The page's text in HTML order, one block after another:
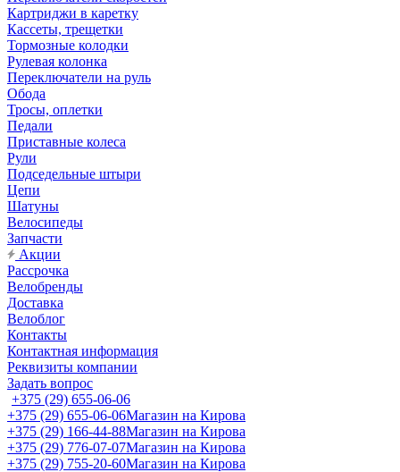
Картриджи в каретку
Кассеты, трещетки
Тормозные колодки
Рулевая колонка
Переключатели на руль
Обода
Тросы, оплетки
Педали
Приставные колеса
Рули
Подседельные штыри
Цепи
Шатуны
Велосипеды
Запчасти
Акции
Рассрочка
Велобренды
Доставка
Велоблог
Контакты
Контактная информация
Реквизиты компании
Задать вопрос
+375 (29) 655-06-06
+375 (29) 655-06-06Магазин на Кирова
+375 (29) 166-44-88Магазин на Кирова
+375 (29) 776-07-07Магазин на Кирова
+375 (29) 755-20-60Магазин на Кирова